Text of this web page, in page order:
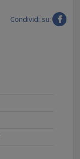
Condividi su: